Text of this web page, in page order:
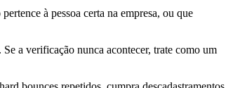
à pessoa certa na empresa, ou que
a verificação nunca acontecer, trate como um